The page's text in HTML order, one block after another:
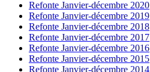
Refonte Janvier-décembre 2020
Refonte Janvier-décembre 2019
Refonte Janvier-décembre 2018
Refonte Janvier-décembre 2017
Refonte Janvier-décembre 2016
Refonte Janvier-décembre 2015
Refonte Janvier-décembre 2014